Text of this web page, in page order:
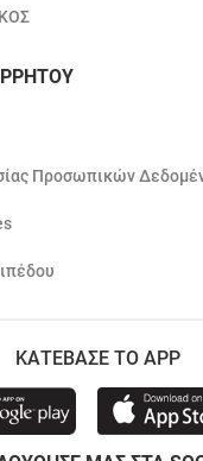
Προσωπικών
ΚΑΤΕΒΑΣΕ ΤΟ APP